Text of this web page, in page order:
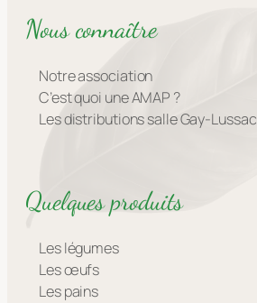
Nous connaître
Notre association
C’est quoi une AMAP ?
Les distributions salle Gay-Lussac
Quelques produits
Les légumes
Les œufs
Les pains